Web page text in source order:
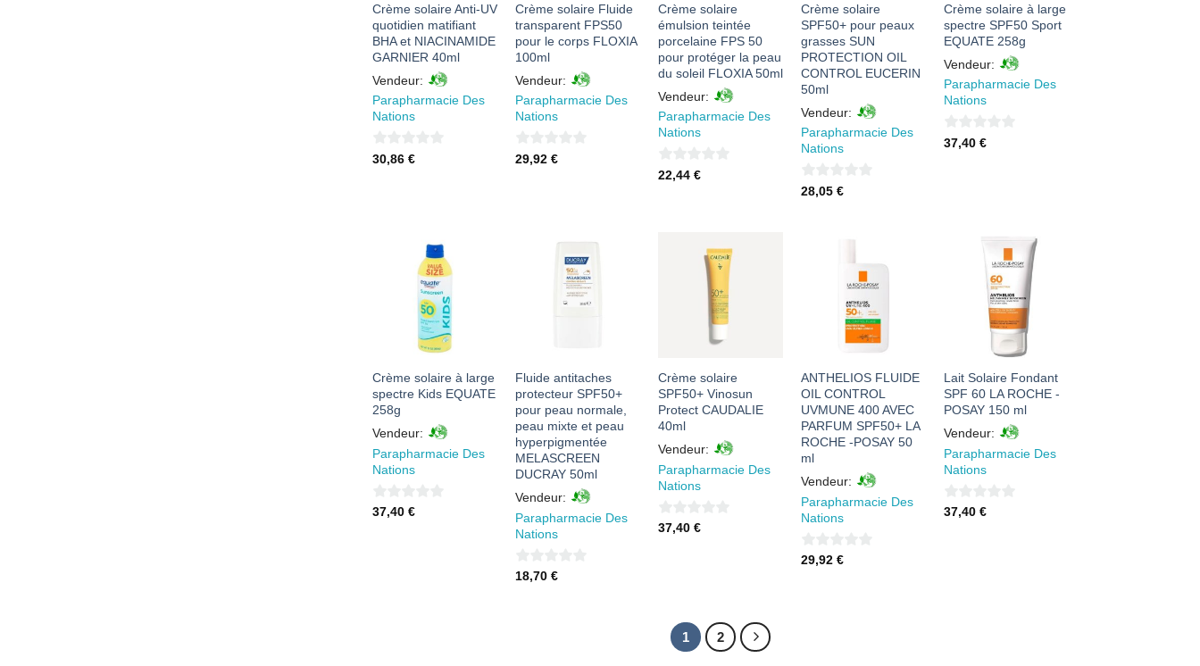
Crème solaire Anti-UV
quotidien matifiant
BHA et NIACINAMIDE
GARNIER 40ml
Vendeur:
Parapharmacie Des
Nations
0
30,86 €
Crème solaire Fluide
transparent FPS50
pour le corps FLOXIA
100ml
Vendeur:
Parapharmacie Des
Nations
0
29,92 €
Crème solaire
émulsion teintée
porcelaine FPS 50
pour protéger la peau
du soleil FLOXIA 50ml
Vendeur:
Parapharmacie Des
Nations
0
22,44 €
Crème solaire
SPF50+ pour peaux
grasses SUN
PROTECTION OIL
CONTROL EUCERIN
50ml
Vendeur:
Parapharmacie Des
Nations
0
28,05 €
Crème solaire à large
spectre SPF50 Sport
EQUATE 258g
Vendeur:
Parapharmacie Des
Nations
0
37,40 €
AJOUTER
À MES
FAVORIS
Crème solaire à large
spectre Kids EQUATE
258g
Vendeur:
Parapharmacie Des
Nations
0
37,40 €
AJOUTER
À MES
Fluide antitaches
protecteur SPF50+
pour peau normale,
peau mixte et peau
hyperpigmentée
MELASCREEN
DUCRAY 50ml
Vendeur:
Parapharmacie Des
Nations
0
18,70 €
AJOUTER
À MES
FAVORIS
Crème solaire
SPF50+ Vinosun
Protect CAUDALIE
40ml
Vendeur:
Parapharmacie Des
Nations
0
37,40 €
AJOUTER
À MES
FAVORIS
ANTHELIOS FLUIDE
OIL CONTROL
UVMUNE 400 AVEC
PARFUM SPF50+ LA
ROCHE -POSAY 50
ml
Vendeur:
Parapharmacie Des
Nations
0
29,92 €
AJOUTER
À MES
FAVORIS
Lait Solaire Fondant
SPF 60 LA ROCHE -
POSAY 150 ml
Vendeur:
Parapharmacie Des
Nations
0
37,40 €
1 2